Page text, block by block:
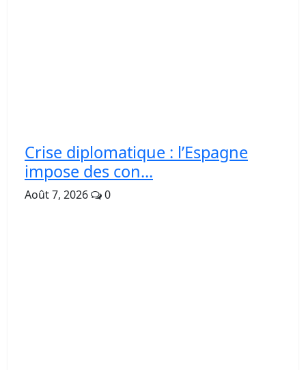
Crise diplomatique : l’Espagne
impose des con...
Août 7, 2026 0